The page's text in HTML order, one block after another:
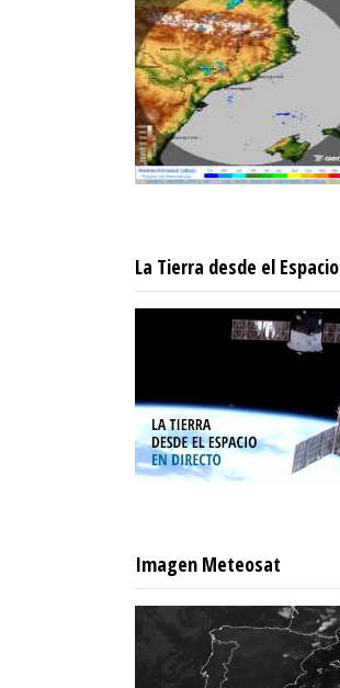
La Tierra desde el Espacio
Imagen Meteosat